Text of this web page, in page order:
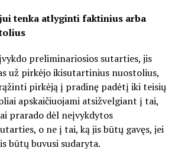
tenka atlyginti faktinius arba
preliminariosios sutarties, jis
už pirkėjo ikisutartinius nuostolius,
pirkėją į pradinę padėtį iki teisių
apskaičiuojami atsižvelgiant į tai,
prarado dėl neįvykdytos
o ne į tai, ką jis būtų gavęs, jei
būtų buvusi sudaryta.